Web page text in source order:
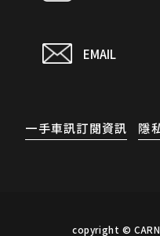
EMAIL
一手車訊訂閱資訊 隱
copyright ©